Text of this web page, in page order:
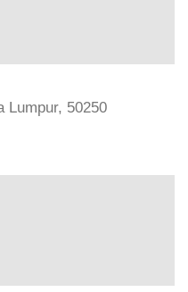
Lumpur, 50250